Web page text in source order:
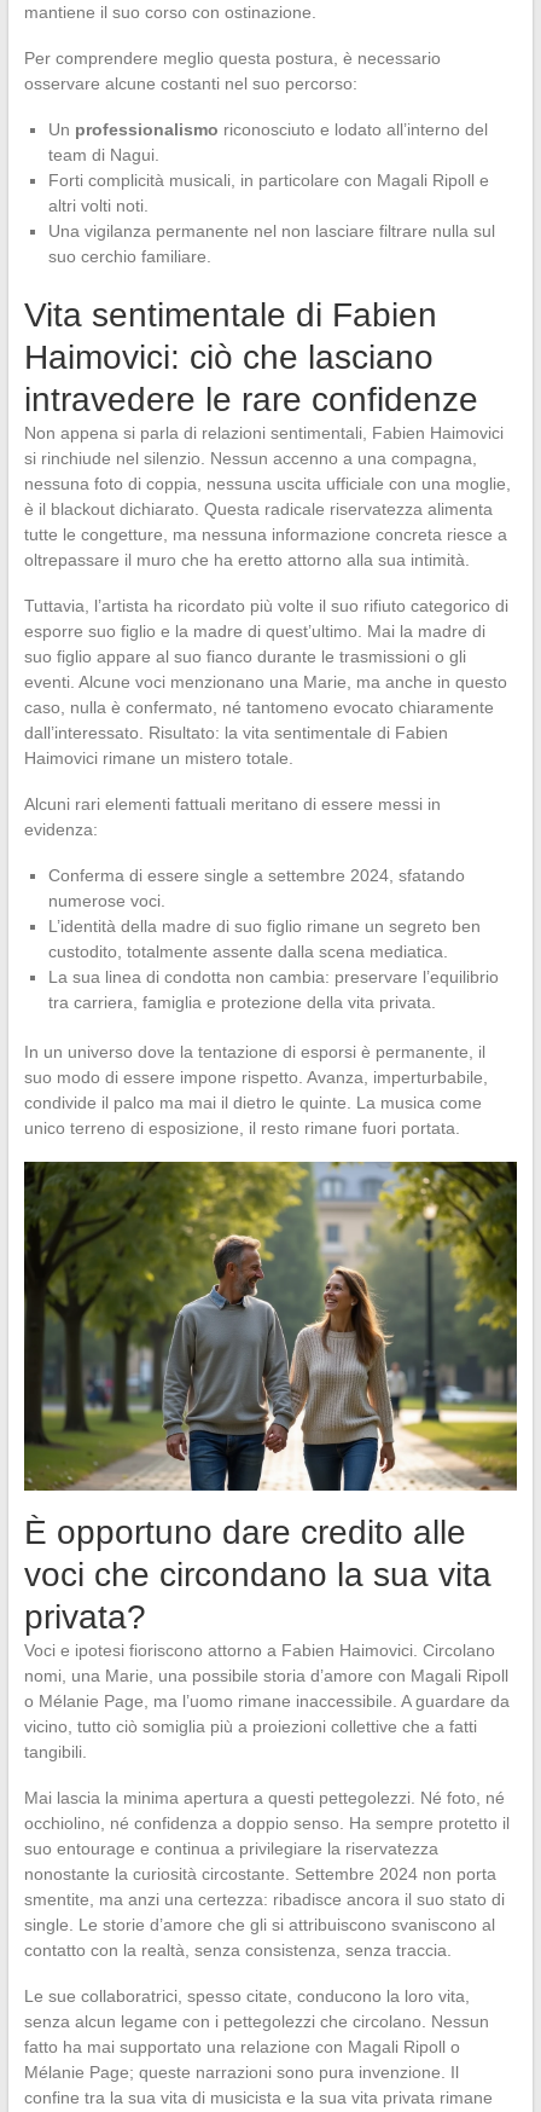
mantiene il suo corso con ostinazione.
Per comprendere meglio questa postura, è necessario
osservare alcune costanti nel suo percorso:
Un professionalismo riconosciuto e lodato all’interno del
team di Nagui.
Forti complicità musicali, in particolare con Magali Ripoll e
altri volti noti.
Una vigilanza permanente nel non lasciare filtrare nulla sul
suo cerchio familiare.
Vita sentimentale di Fabien
Haimovici: ciò che lasciano
intravedere le rare confidenze
Non appena si parla di relazioni sentimentali, Fabien Haimovici
si rinchiude nel silenzio. Nessun accenno a una compagna,
nessuna foto di coppia, nessuna uscita ufficiale con una moglie,
è il blackout dichiarato. Questa radicale riservatezza alimenta
tutte le congetture, ma nessuna informazione concreta riesce a
oltrepassare il muro che ha eretto attorno alla sua intimità.
Tuttavia, l’artista ha ricordato più volte il suo rifiuto categorico di
esporre suo figlio e la madre di quest’ultimo. Mai la madre di
suo figlio appare al suo fianco durante le trasmissioni o gli
eventi. Alcune voci menzionano una Marie, ma anche in questo
caso, nulla è confermato, né tantomeno evocato chiaramente
dall’interessato. Risultato: la vita sentimentale di Fabien
Haimovici rimane un mistero totale.
Alcuni rari elementi fattuali meritano di essere messi in
evidenza:
Conferma di essere single a settembre 2024, sfatando
numerose voci.
L’identità della madre di suo figlio rimane un segreto ben
custodito, totalmente assente dalla scena mediatica.
La sua linea di condotta non cambia: preservare l’equilibrio
tra carriera, famiglia e protezione della vita privata.
In un universo dove la tentazione di esporsi è permanente, il
suo modo di essere impone rispetto. Avanza, imperturbabile,
condivide il palco ma mai il dietro le quinte. La musica come
unico terreno di esposizione, il resto rimane fuori portata.
È opportuno dare credito alle
voci che circondano la sua vita
privata?
Voci e ipotesi fioriscono attorno a Fabien Haimovici. Circolano
nomi, una Marie, una possibile storia d’amore con Magali Ripoll
o Mélanie Page, ma l’uomo rimane inaccessibile. A guardare da
vicino, tutto ciò somiglia più a proiezioni collettive che a fatti
tangibili.
Mai lascia la minima apertura a questi pettegolezzi. Né foto, né
occhiolino, né confidenza a doppio senso. Ha sempre protetto il
suo entourage e continua a privilegiare la riservatezza
nonostante la curiosità circostante. Settembre 2024 non porta
smentite, ma anzi una certezza: ribadisce ancora il suo stato di
single. Le storie d’amore che gli si attribuiscono svaniscono al
contatto con la realtà, senza consistenza, senza traccia.
Le sue collaboratrici, spesso citate, conducono la loro vita,
senza alcun legame con i pettegolezzi che circolano. Nessun
fatto ha mai supportato una relazione con Magali Ripoll o
Mélanie Page; queste narrazioni sono pura invenzione. Il
confine tra la sua vita di musicista e la sua vita privata rimane